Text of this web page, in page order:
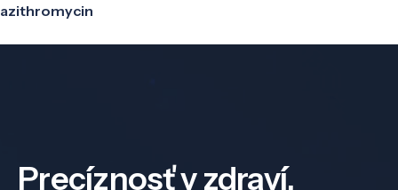
azithromycin
Precíznosť v zdraví,